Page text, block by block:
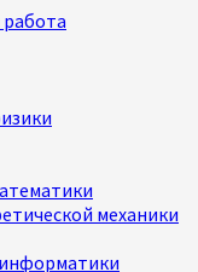
работа
механики